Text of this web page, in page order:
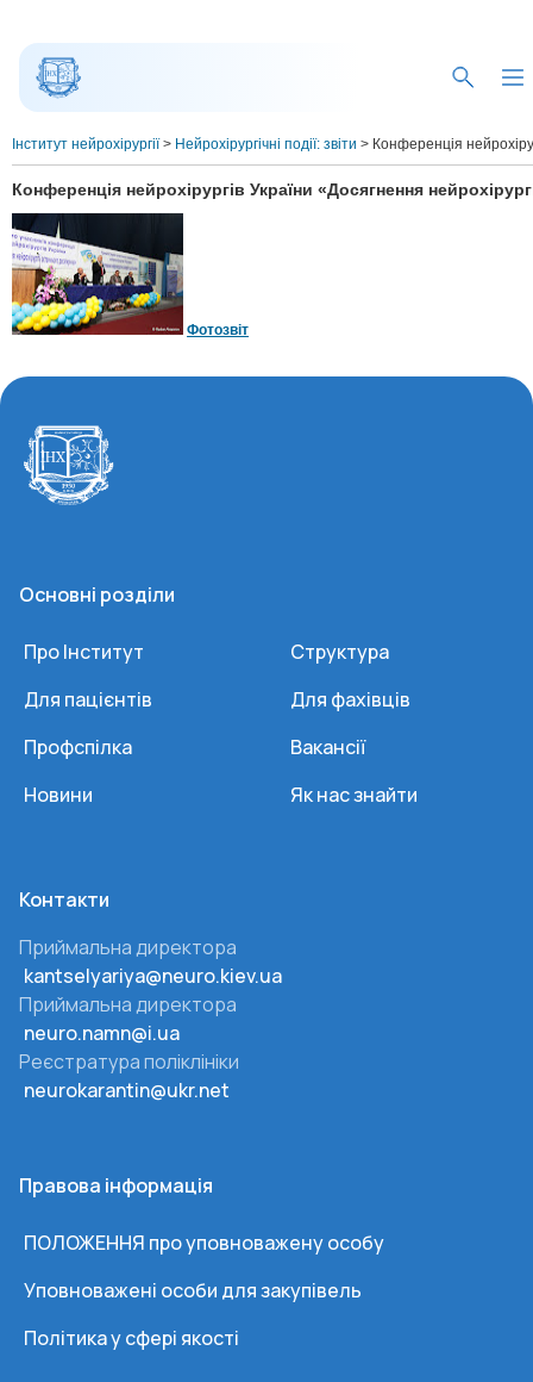
Інститут нейрохірургії> Нейрохірургічні події: звіти > Конференція
Конференція нейрохірургів України «Досягнення
Фотозвіт
Основні розділи
Про Інститут
Структура
Для пацієнтів
Для фахівців
Профспілка
Вакансії
Новини
Як нас знайти
Контакти
Приймальна директора
kantselyariya@neuro.kiev.ua
Приймальна директора
neuro.namn@i.ua
Реєстратура поліклініки
neurokarantin@ukr.net
Правова інформація
ПОЛОЖЕННЯ про уповноважену особу
Уповноважені особи для закупівель
Політика у сфері якості